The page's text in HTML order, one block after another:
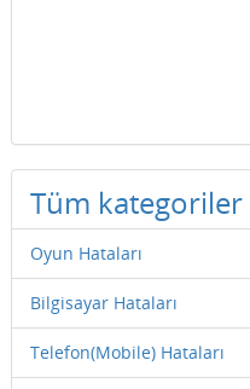
Tüm kategoriler
Oyun Hataları
Bilgisayar Hataları
Telefon(Mobile) Hataları